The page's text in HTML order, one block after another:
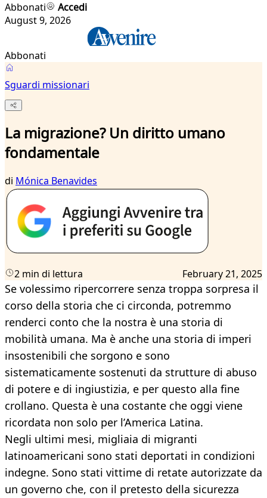
Abbonati
Accedi
August 9, 2026
Abbonati
Sguardi missionari
La migrazione? Un diritto umano
fondamentale
di Mónica Benavides
2 min di lettura February 21, 2025
Se volessimo ripercorrere senza troppa sorpresa il
corso della storia che ci circonda, potremmo
renderci conto che la nostra è una storia di
mobilità umana. Ma è anche una storia di imperi
insostenibili che sorgono e sono
sistematicamente sostenuti da strutture di abuso
di potere e di ingiustizia, e per questo alla fine
crollano. Questa è una costante che oggi viene
ricordata non solo per l’America Latina.
Negli ultimi mesi, migliaia di migranti
latinoamericani sono stati deportati in condizioni
indegne. Sono stati vittime di retate autorizzate da
un governo che, con il pretesto della sicurezza